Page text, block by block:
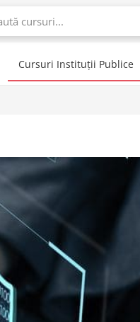
Cursuri Instituții Publice